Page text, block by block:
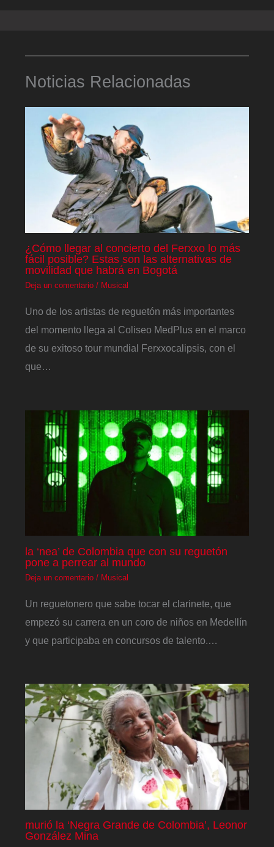
Noticias Relacionadas
¿Cómo llegar al concierto del Ferxxo lo más
fácil posible? Estas son las alternativas de
movilidad que habrá en Bogotá
Deja un comentario / Musical
Uno de los artistas de reguetón más importantes
del momento llega al Coliseo MedPlus en el marco
de su exitoso tour mundial Ferxxocalipsis, con el
que…
la ‘nea’ de Colombia que con su reguetón
pone a perrear al mundo
Deja un comentario / Musical
Un reguetonero que sabe tocar el clarinete, que
empezó su carrera en un coro de niños en Medellín
y que participaba en concursos de talento.…
murió la ‘Negra Grande de Colombia’, Leonor
González Mina